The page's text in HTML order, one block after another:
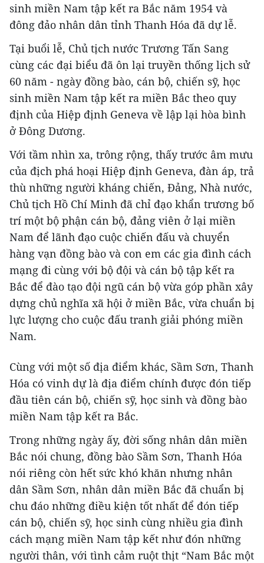
sinh miền Nam tập kết ra Bắc năm 1954 và
đông đảo nhân dân tỉnh Thanh Hóa đã dự lễ.
Tại buổi lễ, Chủ tịch nước Trương Tấn Sang
cùng các đại biểu đã ôn lại truyền thống lịch sử
60 năm - ngày đồng bào, cán bộ, chiến sỹ, học
sinh miền Nam tập kết ra miền Bắc theo quy
định của Hiệp định Geneva về lập lại hòa bình
ở Đông Dương.
Với tầm nhìn xa, trông rộng, thấy trước âm mưu
của địch phá hoại Hiệp định Geneva, đàn áp, trả
thù những người kháng chiến, Đảng, Nhà nước,
Chủ tịch Hồ Chí Minh đã chỉ đạo khẩn trương bố
trí một bộ phận cán bộ, đảng viên ở lại miền
Nam để lãnh đạo cuộc chiến đấu và chuyển
hàng vạn đồng bào và con em các gia đình cách
mạng đi cùng với bộ đội và cán bộ tập kết ra
Bắc để đào tạo đội ngũ cán bộ vừa góp phần xây
dựng chủ nghĩa xã hội ở miền Bắc, vừa chuẩn bị
lực lượng cho cuộc đấu tranh giải phóng miền
Nam.
Cùng với một số địa điểm khác, Sầm Sơn, Thanh
Hóa có vinh dự là địa điểm chính được đón tiếp
đầu tiên cán bộ, chiến sỹ, học sinh và đồng bào
miền Nam tập kết ra Bắc.
Trong những ngày ấy, đời sống nhân dân miền
Bắc nói chung, đồng bào Sầm Sơn, Thanh Hóa
nói riêng còn hết sức khó khăn nhưng nhân
dân Sầm Sơn, nhân dân miền Bắc đã chuẩn bị
chu đáo những điều kiện tốt nhất để đón tiếp
cán bộ, chiến sỹ, học sinh cùng nhiều gia đình
cách mạng miền Nam tập kết như đón những
người thân, với tình cảm ruột thịt “Nam Bắc một